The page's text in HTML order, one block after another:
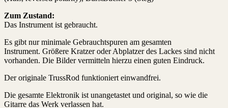
Zum Zustand:
Das Instrument ist gebraucht.
Es gibt nur minimale Gebrauchtspuren am gesamten
Instrument. Größere Kratzer oder Abplatzer des Lackes sind nicht
vorhanden. Die Bilder vermitteln hierzu einen guten Eindruck.
Der originale TrussRod funktioniert einwandfrei.
Die gesamte Elektronik ist unangetastet und original, so wie die
Gitarre das Werk verlassen hat.